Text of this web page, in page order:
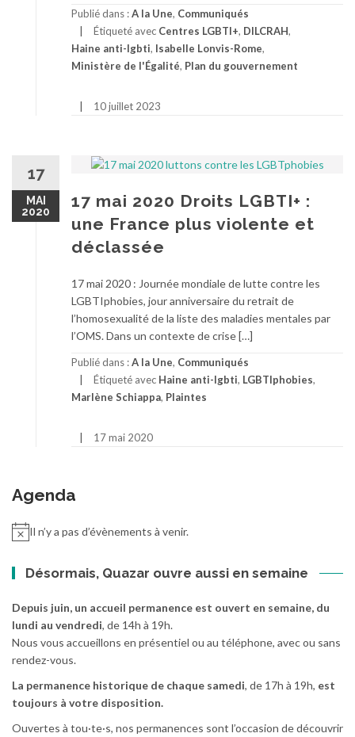
Publié dans :A la Une, Communiqués
Étiqueté avec Centres LGBTI+, DILCRAH,
Haine anti-lgbti, Isabelle Lonvis-Rome,
Ministère de l'Égalité, Plan du gouvernement
10 juillet 2023
17
MAI
2020
17 mai 2020 Droits LGBTI+ :
une France plus violente et
déclassée
17 mai 2020 : Journée mondiale de lutte contre les
LGBTIphobies, jour anniversaire du retrait de
l’homosexualité de la liste des maladies mentales par
l’OMS. Dans un contexte de crise […]
Publié dans :A la Une, Communiqués
Étiqueté avec Haine anti-lgbti, LGBTIphobies,
Marlène Schiappa, Plaintes
17 mai 2020
Agenda
Il n’y a pas d’évènements à venir.
Désormais, Quazar ouvre aussi en semaine
Depuis juin, un accueil permanence est ouvert en semaine, du
lundi au vendredi, de 14h à 19h.
Nous vous accueillons en présentiel ou au téléphone, avec ou sans
rendez-vous.
La permanence historique de chaque samedi, de 17h à 19h, est
toujours à votre disposition.
Ouvertes à tou·te·s, nos permanences sont l’occasion de découvrir